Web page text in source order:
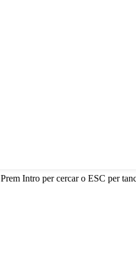
Prem Intro per cercar o ESC per